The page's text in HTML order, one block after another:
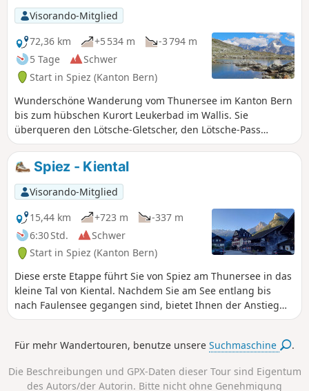
Visorando-Mitglied
72,36 km
+5 534 m
-3 794 m
5 Tage
Schwer
Start in Spiez (Kanton Bern)
Wunderschöne Wanderung vom Thunersee im Kanton Bern
bis zum hübschen Kurort Leukerbad im Wallis. Sie
überqueren den Lötsche-Gletscher, den Lötsche-Pass
(höchster Punkt der Wanderung) und die Grenze zwischen
den Kantonen Bern und Wallis. Diese Route bietet Ihnen
zahlreiche Aussichtspunkte auf die Gipfel des Berner
Oberlandes und des Wallis.
Spiez - Kiental
Visorando-Mitglied
15,44 km
+723 m
-337 m
6:30 Std.
Schwer
Start in Spiez (Kanton Bern)
Diese erste Etappe führt Sie von Spiez am Thunersee in das
kleine Tal von Kiental. Nachdem Sie am See entlang bis
nach Faulensee gegangen sind, bietet Ihnen der Anstieg
nach Aeschi einen Blick auf den pyramidenförmigen
Standseilbahn, die auf den Niesen führt, wird Sie
genießen.
Für mehr Wandertouren, benutze unsereSuchmaschine .
Die Beschreibungen und GPX-Daten dieser Tour sind Eigentum
des Autors/der Autorin. Bitte nicht ohne Genehmigung